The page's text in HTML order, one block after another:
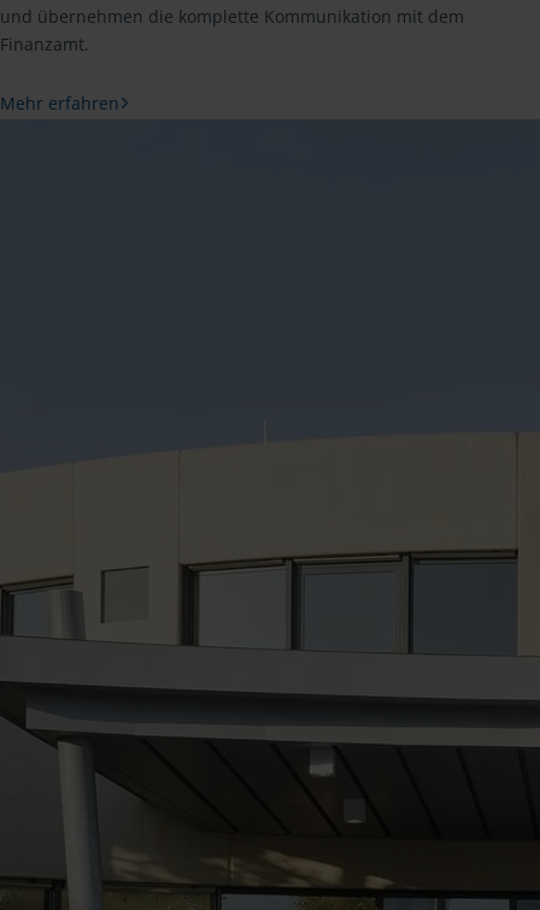
und übernehmen die komplette Kommunikation mit dem
Finanzamt.
Mehr erfahren